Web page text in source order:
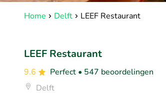
Home Delft LEEF Restaurant
LEEF Restaurant
9.6 Perfect • 547 beoordelingen
Delft